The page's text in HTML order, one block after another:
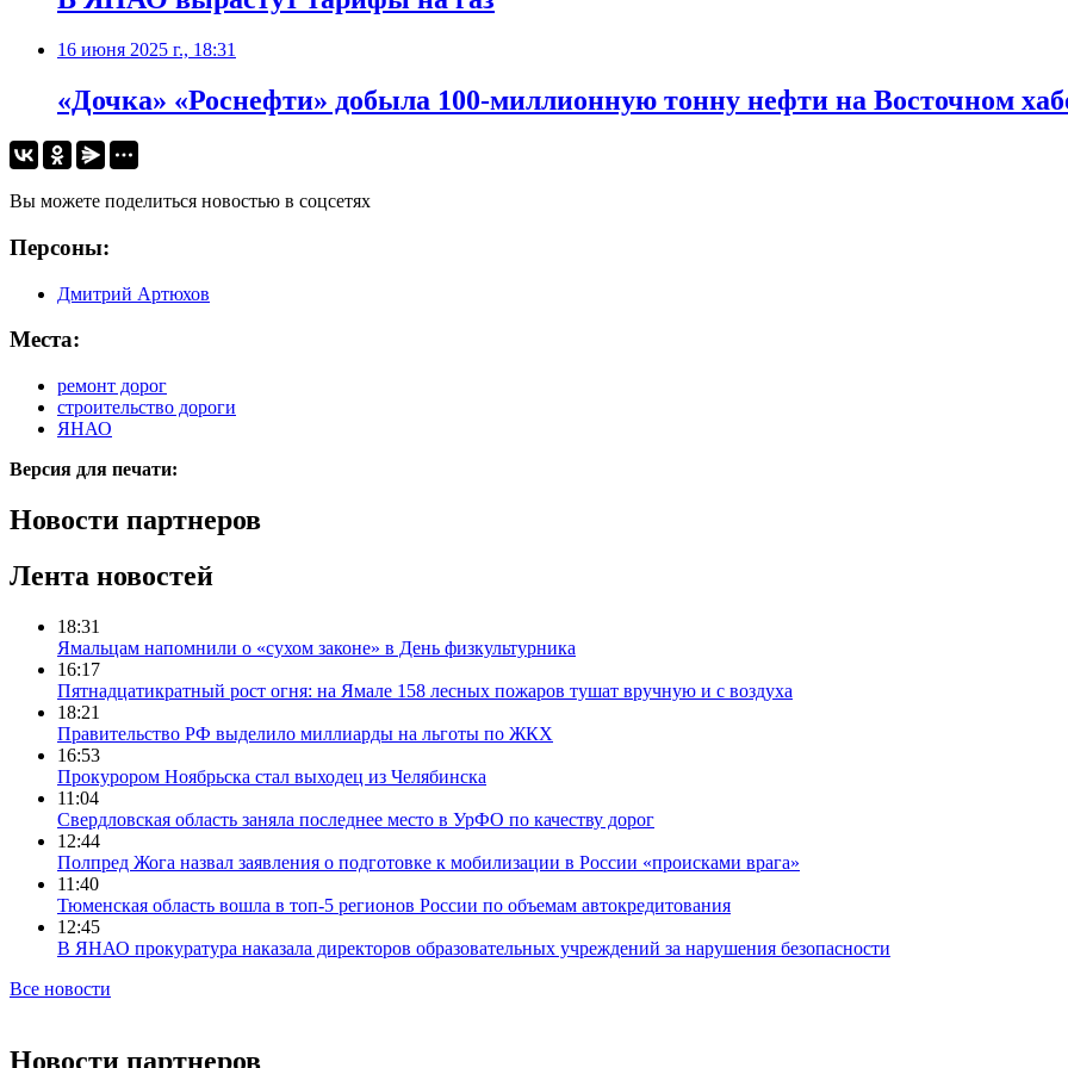
16 июня 2025 г., 18:31
«Дочка» «Роснефти» добыла 100-миллионную тонну нефти на Восточном
Вы можете поделиться новостью в соцсетях
Персоны:
Дмитрий Артюхов
Места:
ремонт дорог
строительство дороги
ЯНАО
Версия для печати:
Новости партнеров
Лента новостей
18:31
Ямальцам напомнили о «сухом законе» в День физкультурника
16:17
Пятнадцатикратный рост огня: на Ямале 158 лесных пожаров тушат вручную и с воздуха
18:21
Правительство РФ выделило миллиарды на льготы по ЖКХ
16:53
Прокурором Ноябрьска стал выходец из Челябинска
11:04
Свердловская область заняла последнее место в УрФО по качеству дорог
12:44
Полпред Жога назвал заявления о подготовке к мобилизации в России «происками врага»
11:40
Тюменская область вошла в топ-5 регионов России по объемам автокредитования
12:45
В ЯНАО прокуратура наказала директоров образовательных учреждений за нарушения безопасности
Все новости
Новости партнеров